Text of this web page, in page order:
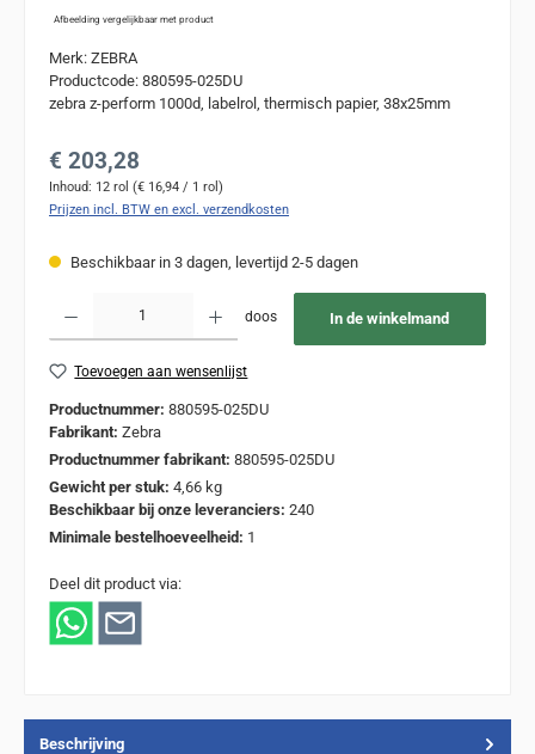
Afbeelding vergelijkbaar met product
Merk: ZEBRA
Productcode: 880595-025DU
zebra z-perform 1000d, labelrol, thermisch papier, 38x25mm
Normale prijs:
€ 203,28
Inhoud: 12 rol (€ 16,94 / 1 rol)
Prijzen incl. BTW en excl. verzendkosten
Beschikbaar in 3 dagen, levertijd 2-5 dagen
doos In de winkelmand
Toevoegen aan wensenlijst
Productnummer: 880595-025DU
Fabrikant: Zebra
Productnummer fabrikant: 880595-025DU
Gewicht per stuk: 4,66 kg
Beschikbaar bij onze leveranciers: 240
Minimale bestelhoeveelheid: 1
Deel dit product via:
Beschrijving